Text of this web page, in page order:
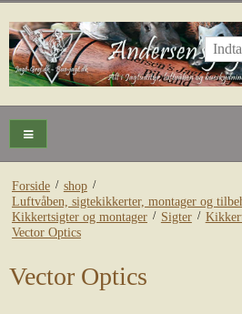
Forside / shop /
Luftvåben, sigtekikkerter, montager og
Kikkertsigter og montager / Sigter /
Vector Optics
Vector Optics